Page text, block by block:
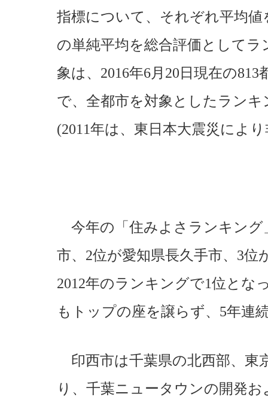
指標について、それぞれ平均
の単純平均を総合評価として
象は、2016年6月20日現在の813
で、全都市を対象としたラン
(2011年は、東日本大震災によ
今年の「住みよさランキング
市、2位が愛知県長久手市、3位
2012年のランキングで1位とな
もトップの座を譲らず、5年連
印西市は千葉県の北西部、東
り、千葉ニュータウンの開発